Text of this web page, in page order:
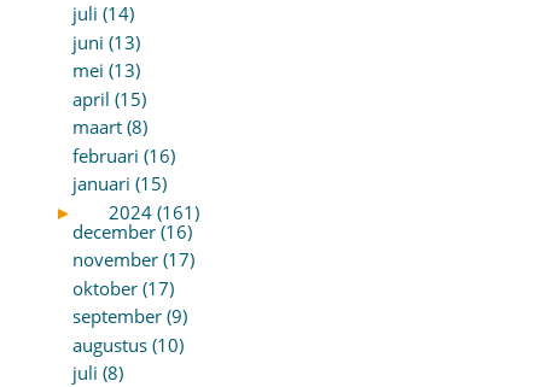
juli (14)
juni (13)
mei (13)
april (15)
maart (8)
februari (16)
januari (15)
►
2024 (161)
december (16)
november (17)
oktober (17)
september (9)
augustus (10)
juli (8)